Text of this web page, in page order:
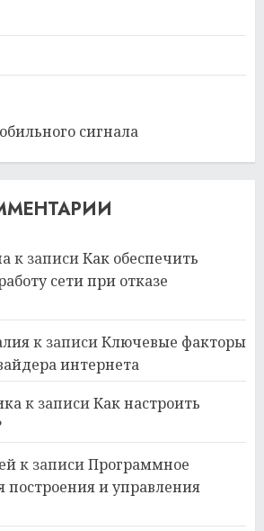
сигнала
к записиКак обеспечить
сети при отказе
к записиКлючевые факторы
интернета
к записиКак настроить
к записиПрограммное
построения и управления